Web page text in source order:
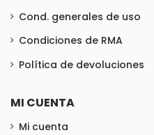
Cond. generales de uso
Condiciones de RMA
Política de devoluciones
MI CUENTA
Mi cuenta